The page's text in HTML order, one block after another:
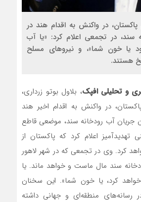
در واکنش به اقدام هند در
سند، در تجمعی اعلام کرد: «یا آب
یا خون شما»، و نیروهای مسلح
هستند.
و تحلیلی افپک، بلاول بوتو زرداری،
در واکنش به اقدام اخیر هند
جریان آب رودخانه سند، موضعی قاطع
تهدیدآمیز اعلام کرد که پاکستان از
کرد. وی در تجمعی که در شهر لاهور
سند مال ماست و خواهد ماند. یا
کرد، یا خون شما». این سخنان
رسانه‌های منطقه‌ای و جهانی داشته